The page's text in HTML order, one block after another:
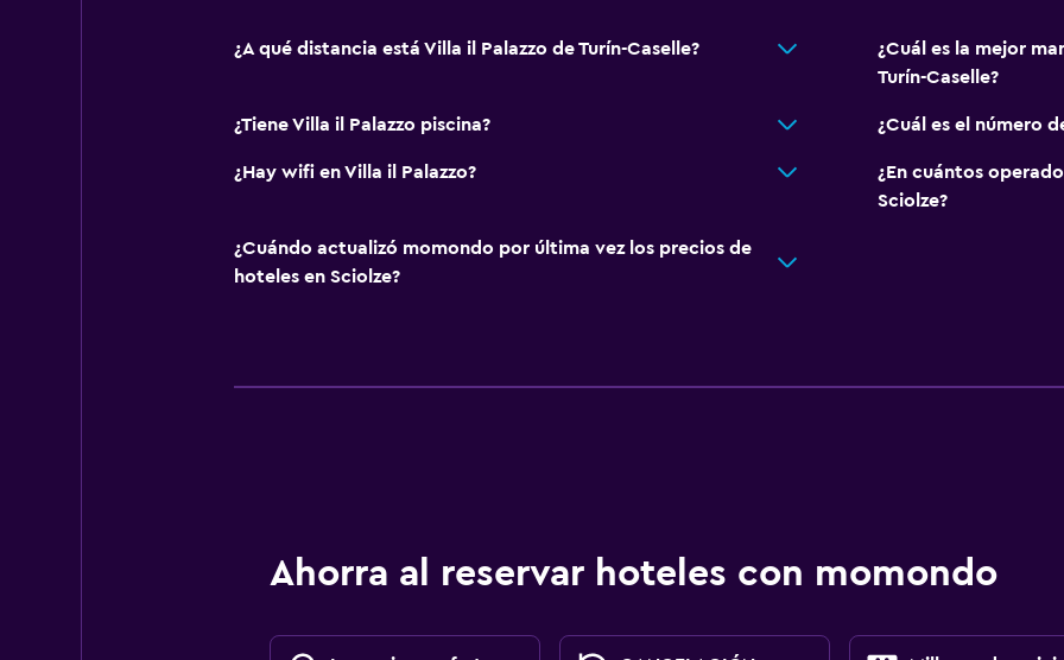
¿A qué distancia está Villa il Palazzo de Turín-Caselle?
¿Cuál es la mejor
Turín-Caselle?
¿Tiene Villa il Palazzo piscina? ¿Cuál es el número
¿Hay wifi en Villa il Palazzo?
¿En cuántos
Sciolze?
¿Cuándo actualizó momondo por última vez los precios de
hoteles en Sciolze?
Ahorra al reservar hoteles con momondo